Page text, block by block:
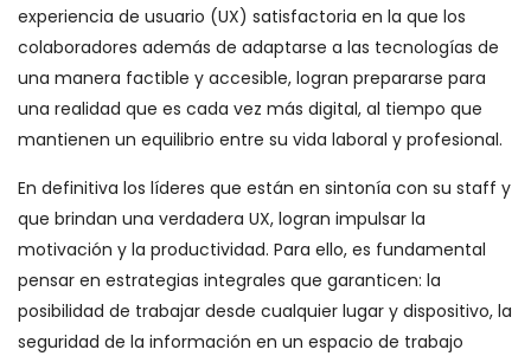
experiencia de usuario (UX) satisfactoria en la que los
colaboradores además de adaptarse a las tecnologías de
una manera factible y accesible, logran prepararse para
una realidad que es cada vez más digital, al tiempo que
mantienen un equilibrio entre su vida laboral y profesional.
En definitiva los líderes que están en sintonía con su staff y
que brindan una verdadera UX, logran impulsar la
motivación y la productividad. Para ello, es fundamental
pensar en estrategias integrales que garanticen: la
posibilidad de trabajar desde cualquier lugar y dispositivo, la
seguridad de la información en un espacio de trabajo